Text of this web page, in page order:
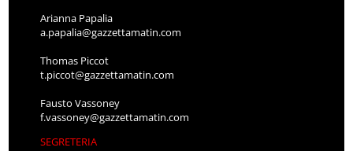
Arianna Papalia
a.papalia@gazzettamatin.com
Thomas Piccot
t.piccot@gazzettamatin.com
Fausto Vassoney
f.vassoney@gazzettamatin.com
SEGRETERIA